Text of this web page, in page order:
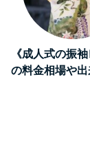
《成人式の振
の料金相場や